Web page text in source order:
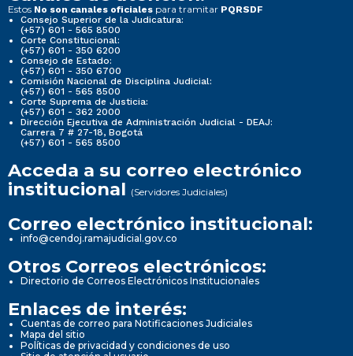
Estos No son canales oficiales para tramitar PQRSDF
Consejo Superior de la Judicatura:
(+57) 601 - 565 8500
Corte Constitucional:
(+57) 601 - 350 6200
Consejo de Estado:
(+57) 601 - 350 6700
Comisión Nacional de Disciplina Judicial:
(+57) 601 - 565 8500
Corte Suprema de Justicia:
(+57) 601 - 362 2000
Dirección Ejecutiva de Administración Judicial - DEAJ:
Carrera 7 # 27-18, Bogotá
(+57) 601 - 565 8500
Acceda a su correo electrónico
institucional (Servidores Judiciales)
Correo electrónico institucional:
info@cendoj.ramajudicial.gov.co
Otros Correos electrónicos:
Directorio de Correos Electrónicos Institucionales
Enlaces de interés:
Cuentas de correo para Notificaciones Judiciales
Mapa del sitio
Políticas de privacidad y condiciones de uso